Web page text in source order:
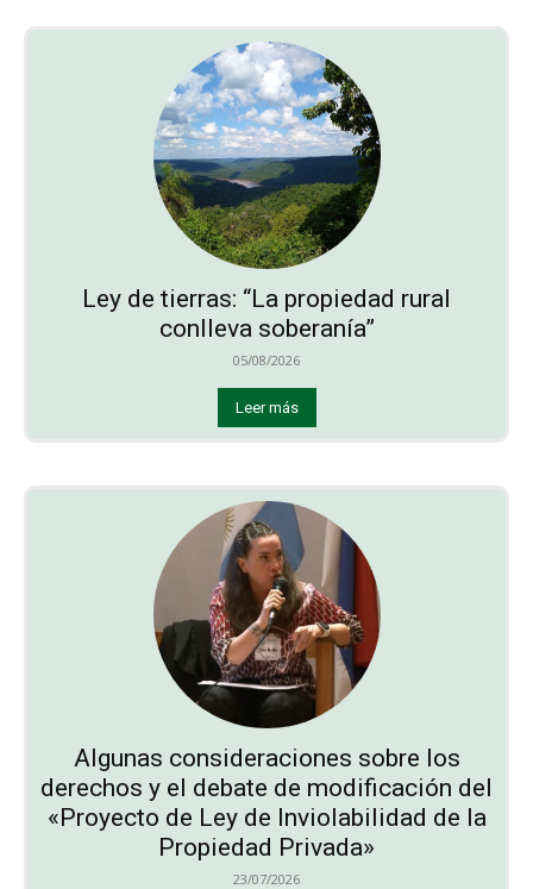
Ley de tierras: “La propiedad rural
conlleva soberanía”
05/08/2026
Leer más
Algunas consideraciones sobre los
derechos y el debate de modificación del
«Proyecto de Ley de Inviolabilidad de la
Propiedad Privada»
23/07/2026